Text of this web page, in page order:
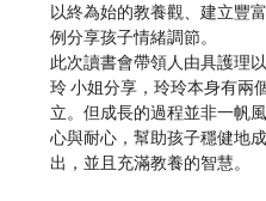
以終為始的教養觀、建立豐
例分享孩子情緒調節。
此次讀書會帶領人由具護理
玲 小姐分享，玲玲本身有兩
立。但成長的過程並非一帆
心與耐心，幫助孩子穩健地
出，並且充滿教養的智慧。